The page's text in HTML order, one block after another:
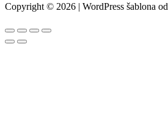
Copyright © 2026 | WordPress šablona od